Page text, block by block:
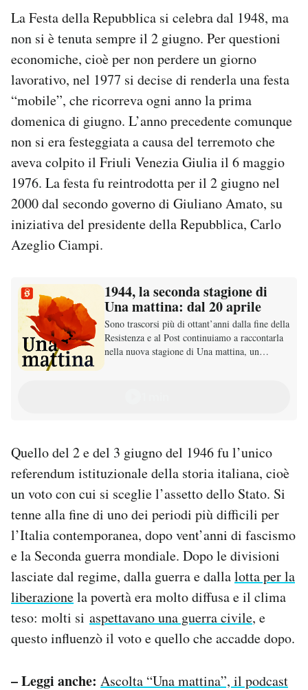
La Festa della Repubblica si celebra dal 1948, ma
non si è tenuta sempre il 2 giugno. Per questioni
economiche, cioè per non perdere un giorno
lavorativo, nel 1977 si decise di renderla una festa
“mobile”, che ricorreva ogni anno la prima
domenica di giugno. L’anno precedente comunque
non si era festeggiata a causa del terremoto che
aveva colpito il Friuli Venezia Giulia il 6 maggio
1976. La festa fu reintrodotta per il 2 giugno nel
2000 dal secondo governo di Giuliano Amato, su
iniziativa del presidente della Repubblica, Carlo
Azeglio Ciampi.
1944, la seconda stagione di
Una mattina: dal 20 aprile
Sono trascorsi più di ottant’anni dalla fine della
Resistenza e al Post continuiamo a raccontarla
nella nuova stagione di Una mattina, un
Quello del 2 e del 3 giugno del 1946 fu l’unico
referendum istituzionale della storia italiana, cioè
un voto con cui si sceglie l’assetto dello Stato. Si
tenne alla fine di uno dei periodi più difficili per
l’Italia contemporanea, dopo vent’anni di fascismo
e la Seconda guerra mondiale. Dopo le divisioni
lasciate dal regime, dalla guerra e dallalotta per la
liberazionela povertà era molto diffusa e il clima
teso: molti si aspettavano una guerra civile, e
questo influenzò il voto e quello che accadde dopo.
– Leggi anche: Ascolta “Una mattina”, il podcast